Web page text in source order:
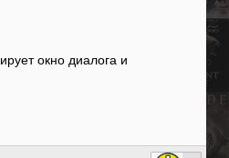
окно диалога и